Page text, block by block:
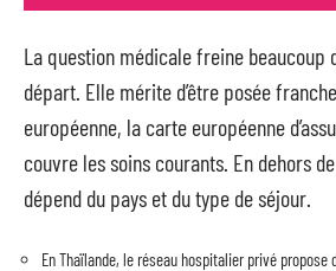
La question médicale freine beaucoup
départ. Elle mérite d’être posée
européenne, la carte européenne
couvre les soins courants. En dehors
dépend du pays et du type de séjour.
En Thaïlande, le réseau hospitalier privé propose